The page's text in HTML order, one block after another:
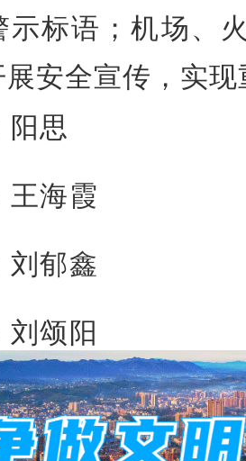
示标语；机场、
安全宣传，实
阳思
王海霞
刘郁鑫
刘颂阳